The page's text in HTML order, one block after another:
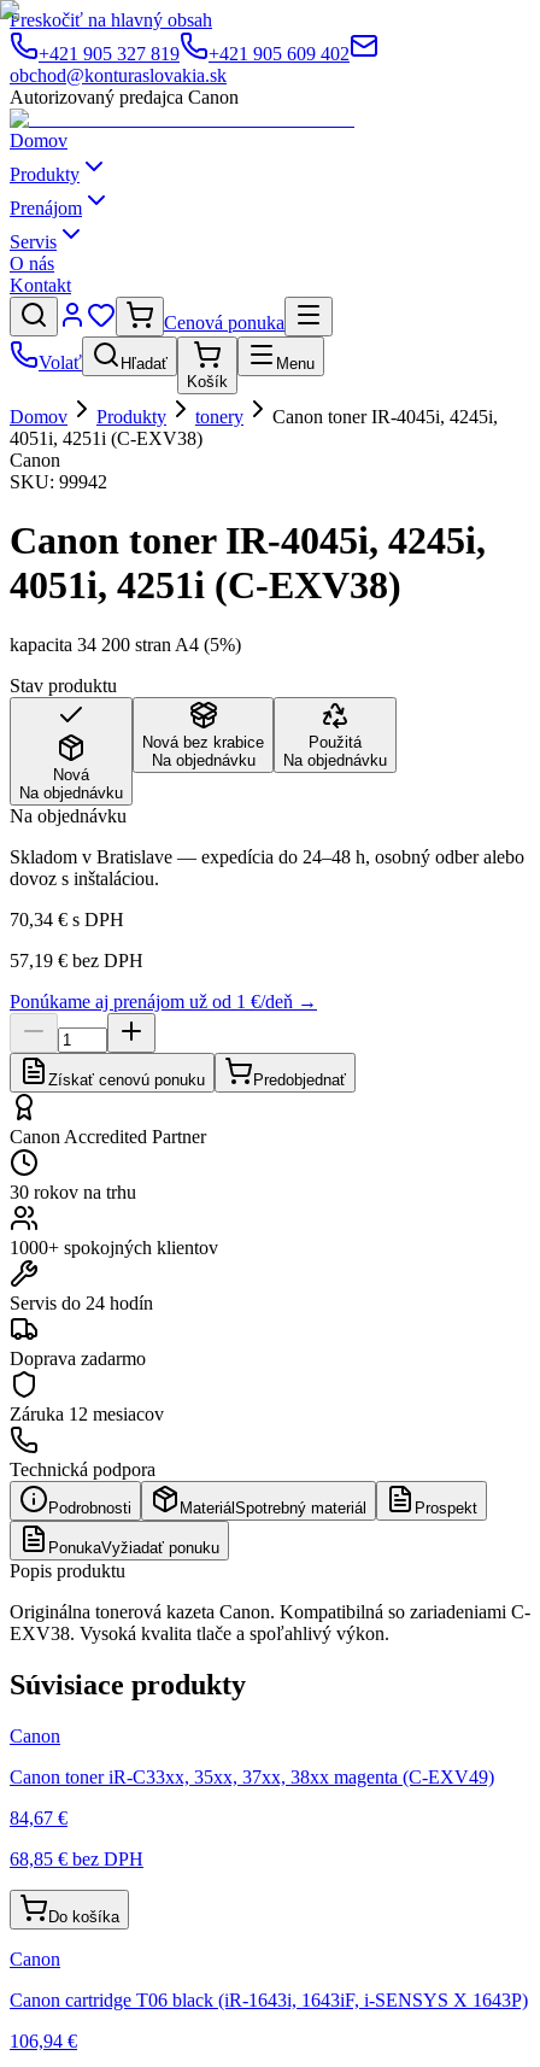
Preskočiť na hlavný obsah
+421 905 327 819
+421 905 609 402
obchod@konturaslovakia.sk
Autorizovaný predajca Canon
Domov
Produkty
Prenájom
Servis
O nás
Kontakt
Cenová ponuka
Volať
Hľadať
Košík
Menu
Domov Produkty tonery
Canon toner IR-4045i, 4245i,
4051i, 4251i (C-EXV38)
Canon
SKU: 99942
Canon toner IR-4045i, 4245i,
4051i, 4251i (C-EXV38)
kapacita 34 200 stran A4 (5%)
Stav produktu
Nová
Na objednávku
Nová bez krabice
Na objednávku
Použitá
Na objednávku
Na objednávku
Skladom v Bratislave — expedícia do 24–48 h, osobný odber alebo
dovoz s inštaláciou.
70,34 € s DPH
57,19 € bez DPH
Ponúkame aj prenájom už od 1 €/deň →
Získať cenovú ponuku Predobjednať
Canon Accredited Partner
30 rokov na trhu
1000+ spokojných klientov
Servis do 24 hodín
Doprava zadarmo
Záruka 12 mesiacov
Technická podpora
Podrobnosti Materiál Spotrebný materiál Prospekt
PonukaVyžiadať ponuku
Popis produktu
Originálna tonerová kazeta Canon. Kompatibilná so zariadeniami C-
EXV38. Vysoká kvalita tlače a spoľahlivý výkon.
Súvisiace produkty
Canon
Canon toner iR-C33xx, 35xx, 37xx, 38xx magenta (C-EXV49)
84,67 €
68,85 € bez DPH
Do košíka
Canon
Canon cartridge T06 black (iR-1643i, 1643iF, i-SENSYS X 1643P)
106,94 €